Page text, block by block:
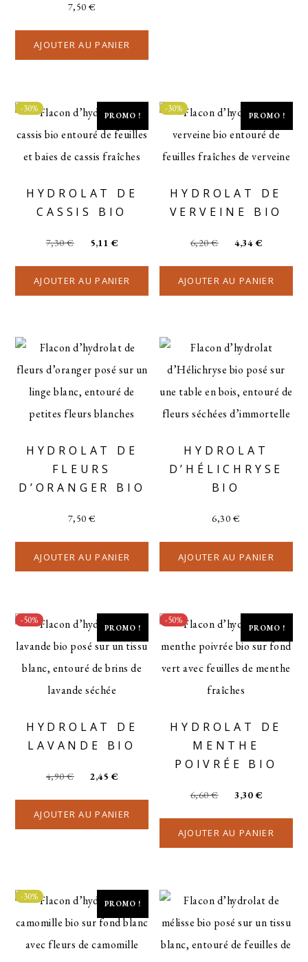
7,50€
AJOUTER AU PANIER
PROMO !
-30%
HYDROLAT DE
CASSIS BIO
7,30€ 5,11 €
AJOUTER AU PANIER
PROMO !
-30%
HYDROLAT DE
VERVEINE BIO
6,20€ 4,34€
AJOUTER AU PANIER
HYDROLAT DE
FLEURS
D’ORANGER BIO
7,50€
AJOUTER AU PANIER
HYDROLAT
D’HÉLICHRYSE
BIO
6,30€
AJOUTER AU PANIER
PROMO !
-50%
HYDROLAT DE
LAVANDE BIO
4,90€ 2,45 €
AJOUTER AU PANIER
PROMO !
-50%
HYDROLAT DE
MENTHE
POIVRÉE BIO
6,60€ 3,30€
AJOUTER AU PANIER
PROMO !
-30%